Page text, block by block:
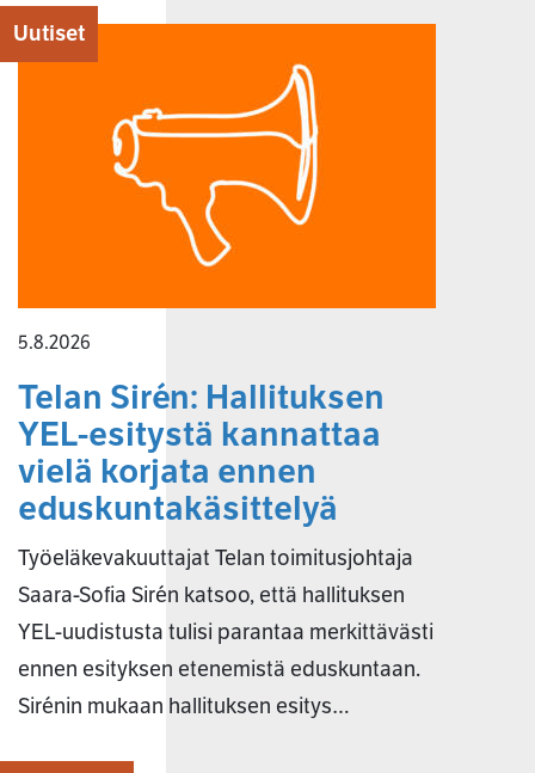
Uutiset
5.8.2026
Telan Sirén: Hallituksen
YEL-esitystä kannattaa
vielä korjata ennen
eduskuntakäsittelyä
Työeläkevakuuttajat Telan toimitusjohtaja
Saara-Sofia Sirén katsoo, että hallituksen
YEL-uudistusta tulisi parantaa merkittävästi
ennen esityksen etenemistä eduskuntaan.
Sirénin mukaan hallituksen esitys…